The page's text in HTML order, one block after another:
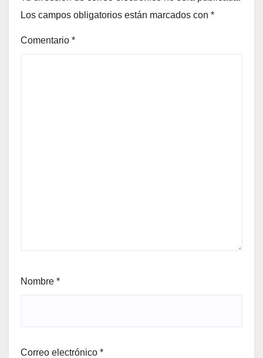
Los campos obligatorios están marcados con *
Comentario *
Nombre *
Correo electrónico *